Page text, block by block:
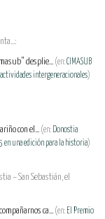
desplie... (en:CIMASUB
intergeneracionales)
con el... (en: Donostia
en una edición para la historia)
– San Sebastián, el
ca... (en: El Premio